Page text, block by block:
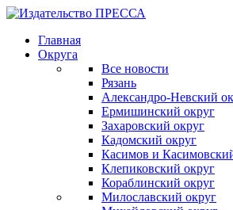
Главная
Округа
Все новости
Рязань
Александро-Невский
Ермишинский округ
Захаровский округ
Кадомский округ
Касимов и
Клепиковский округ
Кораблинский округ
Милославский округ